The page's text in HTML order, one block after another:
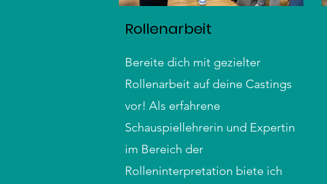
Rollenarbeit
Bereite dich mit gezielter
Rollenarbeit auf deine Castings
vor! Als erfahrene
Schauspiellehrerin und Expertin
im Bereich der
Rolleninterpretation biete ich